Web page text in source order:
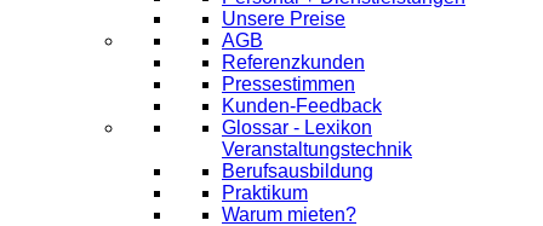
Unsere Preise
AGB
Referenzkunden
Pressestimmen
Kunden-Feedback
Glossar - Lexikon
Veranstaltungstechnik
Berufsausbildung
Praktikum
Warum mieten?